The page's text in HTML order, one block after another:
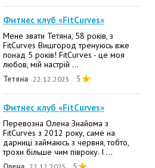
Фитнес клуб «FitCurves»
Мене звати Тетяна, 58 років, з
FitCurves Вишгород тренуюсь вже
понад 5 років! FitCurves - це моя
любов, мій настрій ...
Тетяна 22.12.2025 5
Фитнес клуб «FitCurves»
Перевозна Олена Знайома з
FitCurves з 2012 року, саме на
дарниці займаюсь з червня, тобто,
трохи більше чим півроку. І ...